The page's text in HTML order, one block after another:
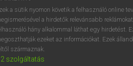
BELÉPÉS
a sütik nyomon követik a felhasználó online
a hirdetők relevánsabb
hány alkalommal láthat egy hirdetést.
ezeket az információkat. Ezek
származnak.
2 szolgáltatás